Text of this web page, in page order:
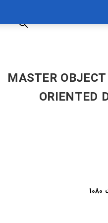
تسلط بر طراحی شی گرا در زبان جاوا | MASTER OBJECT
ORIENTED